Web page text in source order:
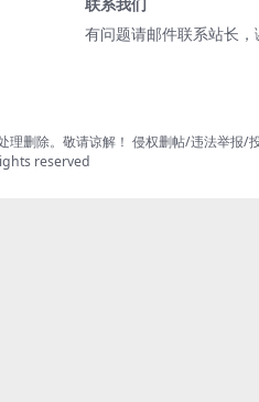
有问题请邮件联系站长，
删除。敬请谅解！ 侵权删帖/违法举报/
reserved